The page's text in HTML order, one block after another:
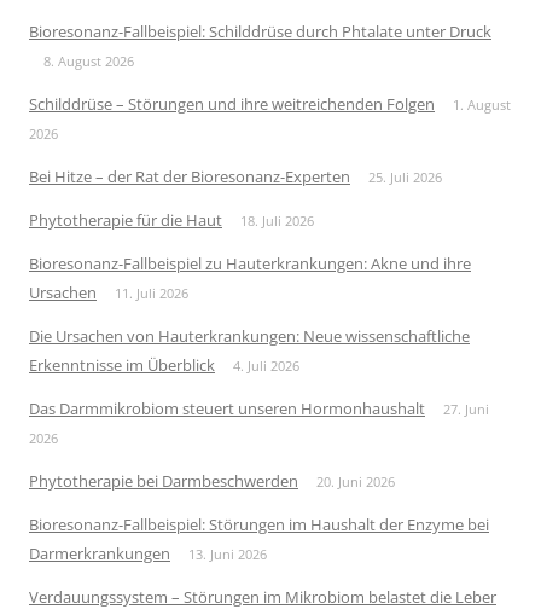
Bioresonanz-Fallbeispiel: Schilddrüse durch Phtalate unter Druck
8. August 2026
Schilddrüse – Störungen und ihre weitreichenden Folgen
1. August
2026
Bei Hitze – der Rat der Bioresonanz-Experten 25. Juli 2026
Phytotherapie für die Haut 18. Juli 2026
Bioresonanz-Fallbeispiel zu Hauterkrankungen: Akne und ihre
Ursachen
11. Juli 2026
Die Ursachen von Hauterkrankungen: Neue wissenschaftliche
Erkenntnisse im Überblick
4. Juli 2026
Das Darmmikrobiom steuert unseren Hormonhaushalt
27. Juni
2026
Phytotherapie bei Darmbeschwerden 20. Juni 2026
Bioresonanz-Fallbeispiel: Störungen im Haushalt der Enzyme bei
Darmerkrankungen
13. Juni 2026
Verdauungssystem – Störungen im Mikrobiom belastet die Leber